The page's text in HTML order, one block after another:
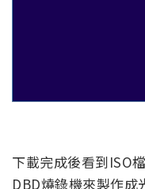
下載完成後看到ISO
DBD燒錄機來製作